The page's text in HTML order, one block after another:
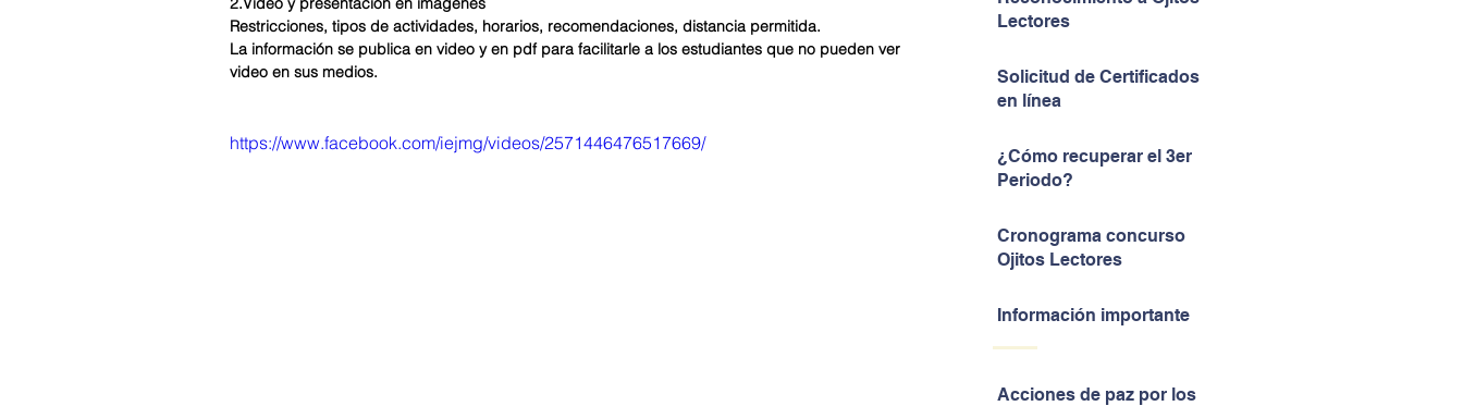
Lectores
Solicitud de Certificados
en línea
¿Cómo recuperar el 3er
Periodo?
Cronograma concurso
Ojitos Lectores
Información importante
Acciones de paz por los
Restricciones, tipos de actividades, horarios, recomendaciones, distancia permitida.
La información se publica en video y en pdf para facilitarle a los estudiantes que no pueden ver
video en sus medios.
https://www.facebook.com/iejmg/videos/2571446476517669/